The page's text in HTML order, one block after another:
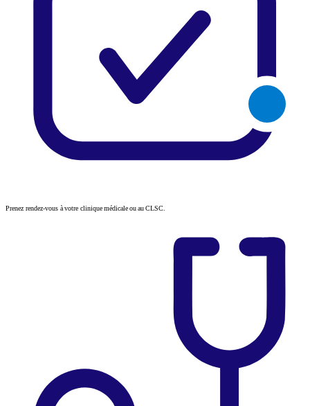
Prenez rendez-vous à votre clinique médicale ou au CLSC.